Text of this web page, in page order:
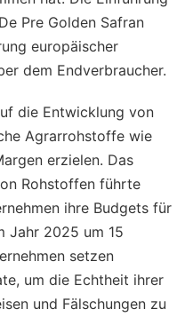
Pre Golden Safran
europäischer
dem Endverbraucher.
die Entwicklung von
Agrarrohstoffe wie
erzielen. Das
Rohstoffen führte
ihre Budgets für
Jahr 2025 um 15
setzen
um die Echtheit ihrer
und Fälschungen zu